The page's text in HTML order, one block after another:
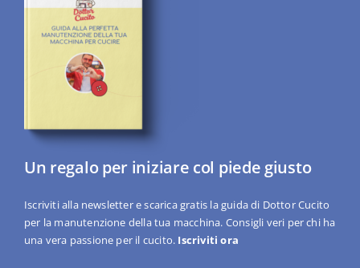
Un regalo per iniziare col piede giusto
Iscriviti alla newsletter e scarica gratis la guida di Dottor Cucito
per la manutenzione della tua macchina. Consigli veri per chi ha
una vera passione per il cucito. Iscriviti ora